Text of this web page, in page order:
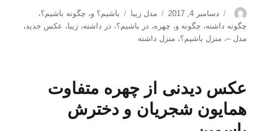
نویسنده
ارسال
شده
در
دسامبر 4, 2017 دسته‌ها
مدل زیبا برچسب‌ها
باشیم؟ و، چگونه باشیم؟،
چگونه داشته، چگونه و، چهره، در باشیم؟، در داشته،زیبا، عکس جدید،
مدل –، منزل باشیم؟، منزل داشته
عکس دیدنی از چهره متفاوت
همایون شجریان و دخترش